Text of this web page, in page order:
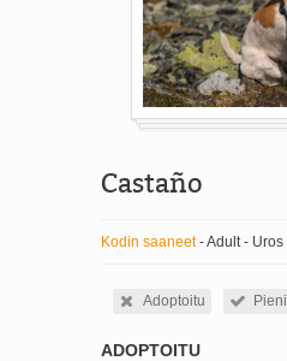
Castaño
Kodin saaneet- Adult - Uros
Adoptoitu Pieni
ADOPTOITU